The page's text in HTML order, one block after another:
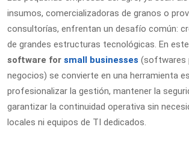
insumos, comercializadoras de granos o
consultorías, enfrentan un desafío común:
de grandes estructuras tecnológicas. En
software for small businesses (softwares
negocios) se convierte en una herramienta
profesionalizar la gestión, mantener la
garantizar la continuidad operativa sin
locales ni equipos de TI dedicados.